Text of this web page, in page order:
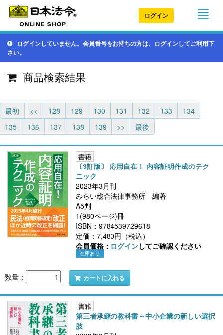
ログイン
ログインしていません。会員番号をお持ちの方は、ログインしてご利用下
さい。
商品検索結果
最初 << 128 129 130 131 132 133
134
135
136 137 138 139 >> 最後
書籍
〔3訂版〕 応用自在！ 内容証明作成のテク
ニック
2023年3月刊
みらい総合法律事務所 編著
A5判
1(980ページ)冊
ISBN：9784539729618
定価：7,480円（税込）
会員価格： ログインしてご確認ください
在庫あり
数量： カートに入れる
書籍
第三者承継の教科書～中小企業の新しい選択
肢